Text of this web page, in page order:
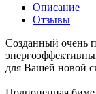
Описание
Отзывы
Созданный очень
для Вашей новой